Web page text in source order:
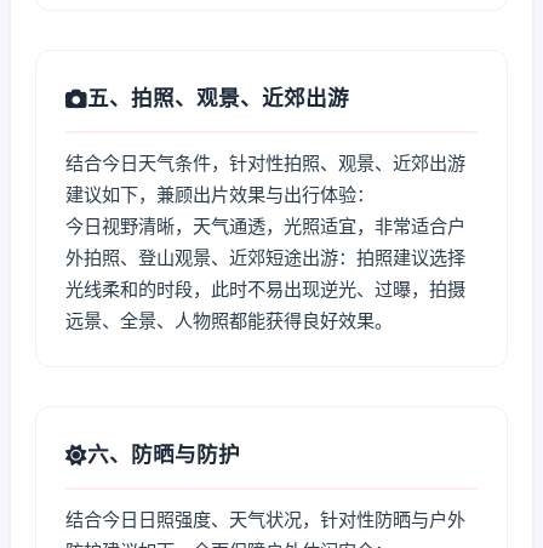
五、拍照、观景、近郊出游
结合今日天气条件，针对性拍照、观景、近郊出游
建议如下，兼顾出片效果与出行体验：
今日视野清晰，天气通透，光照适宜，非常适合户
外拍照、登山观景、近郊短途出游：拍照建议选择
光线柔和的时段，此时不易出现逆光、过曝，拍摄
远景、全景、人物照都能获得良好效果。
六、防晒与防护
结合今日日照强度、天气状况，针对性防晒与户外